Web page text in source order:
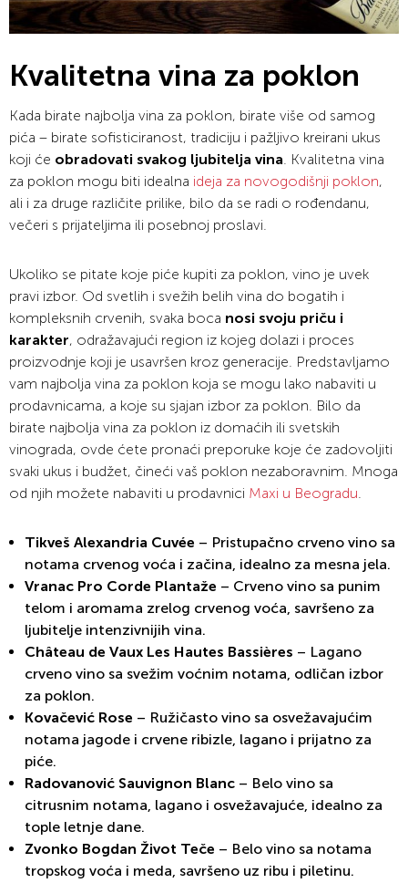
Kvalitetna vina za poklon
Kada birate najbolja vina za poklon, birate više od samog
pića – birate sofisticiranost, tradiciju i pažljivo kreirani ukus
koji će obradovati svakog ljubitelja vina. Kvalitetna vina
za poklon mogu biti idealna ideja za novogodišnji poklon,
ali i za druge različite prilike, bilo da se radi o rođendanu,
večeri s prijateljima ili posebnoj proslavi.
Ukoliko se pitate koje piće kupiti za poklon, vino je uvek
pravi izbor. Od svetlih i svežih belih vina do bogatih i
kompleksnih crvenih, svaka boca nosi svoju priču i
karakter, odražavajući region iz kojeg dolazi i proces
proizvodnje koji je usavršen kroz generacije. Predstavljamo
vam najbolja vina za poklon koja se mogu lako nabaviti u
prodavnicama, a koje su sjajan izbor za poklon. Bilo da
birate najbolja vina za poklon iz domaćih ili svetskih
vinograda, ovde ćete pronaći preporuke koje će zadovoljiti
svaki ukus i budžet, čineći vaš poklon nezaboravnim. Mnoga
od njih možete nabaviti u prodavnici Maxi u Beogradu.
Tikveš Alexandria Cuvée – Pristupačno crveno vino sa
notama crvenog voća i začina, idealno za mesna jela.
Vranac Pro Corde Plantaže – Crveno vino sa punim
telom i aromama zrelog crvenog voća, savršeno za
ljubitelje intenzivnijih vina.
Château de Vaux Les Hautes Bassières – Lagano
crveno vino sa svežim voćnim notama, odličan izbor
za poklon.
Kovačević Rose – Ružičasto vino sa osvežavajućim
notama jagode i crvene ribizle, lagano i prijatno za
piće.
Radovanović Sauvignon Blanc – Belo vino sa
citrusnim notama, lagano i osvežavajuće, idealno za
tople letnje dane.
Zvonko Bogdan Život Teče – Belo vino sa notama
tropskog voća i meda, savršeno uz ribu i piletinu.